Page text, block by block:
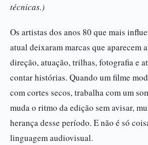
técnicas.)
Os artistas dos anos 80 que mais
atual deixaram marcas que aparecem
direção, atuação, trilhas, fotografia e
contar histórias. Quando um filme
com cortes secos, trabalha com um
muda o ritmo da edição sem avisar,
herança desse período. E não é só
linguagem audiovisual.